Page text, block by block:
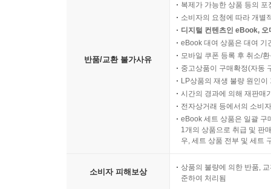
반품/교환 불가사유
복제가 가능한 상품 등의
소비자의 요청에 따라 개별
디지털 컨텐츠인 eBook,
eBook 대여 상품은 대여 기
모바일 쿠폰 등록 후 취소/
중고상품이 구매확정(자동
LP상품의 재생 불량 원인
시간의 경과에 의해 재판매
전자상거래 등에서의 소비
eBook 세트 상품은 일괄 구
1개의 상품으로 취급 및 판
우, 세트 상품 전부 및 세트
소비자 피해보상
상품의 불량에 의한 반품,
준하여 처리됨